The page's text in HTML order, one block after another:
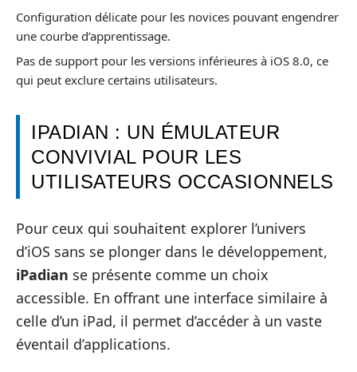
Configuration délicate pour les novices pouvant engendrer
une courbe d’apprentissage.
Pas de support pour les versions inférieures à iOS 8.0, ce
qui peut exclure certains utilisateurs.
IPADIAN : UN ÉMULATEUR
CONVIVIAL POUR LES
UTILISATEURS OCCASIONNELS
Pour ceux qui souhaitent explorer l’univers
d’iOS sans se plonger dans le développement,
iPadian se présente comme un choix
accessible. En offrant une interface similaire à
celle d’un iPad, il permet d’accéder à un vaste
éventail d’applications.